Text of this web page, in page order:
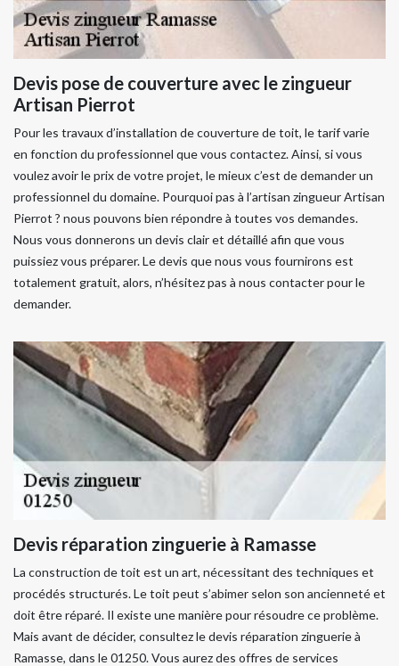
Devis pose de couverture avec le zingueur
Artisan Pierrot
Pour les travaux d’installation de couverture de toit, le tarif varie
en fonction du professionnel que vous contactez. Ainsi, si vous
voulez avoir le prix de votre projet, le mieux c’est de demander un
professionnel du domaine. Pourquoi pas à l’artisan zingueur Artisan
Pierrot ? nous pouvons bien répondre à toutes vos demandes.
Nous vous donnerons un devis clair et détaillé afin que vous
puissiez vous préparer. Le devis que nous vous fournirons est
totalement gratuit, alors, n’hésitez pas à nous contacter pour le
demander.
Devis réparation zinguerie à Ramasse
La construction de toit est un art, nécessitant des techniques et
procédés structurés. Le toit peut s’abimer selon son ancienneté et
doit être réparé. Il existe une manière pour résoudre ce problème.
Mais avant de décider, consultez le devis réparation zinguerie à
Ramasse, dans le 01250. Vous aurez des offres de services